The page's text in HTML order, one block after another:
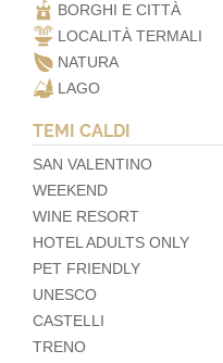
BORGHI E CITTÀ
LOCALITÀ TERMALI
NATURA
LAGO
TEMI CALDI
SAN VALENTINO
WEEKEND
WINE RESORT
HOTEL ADULTS ONLY
PET FRIENDLY
UNESCO
CASTELLI
TRENO